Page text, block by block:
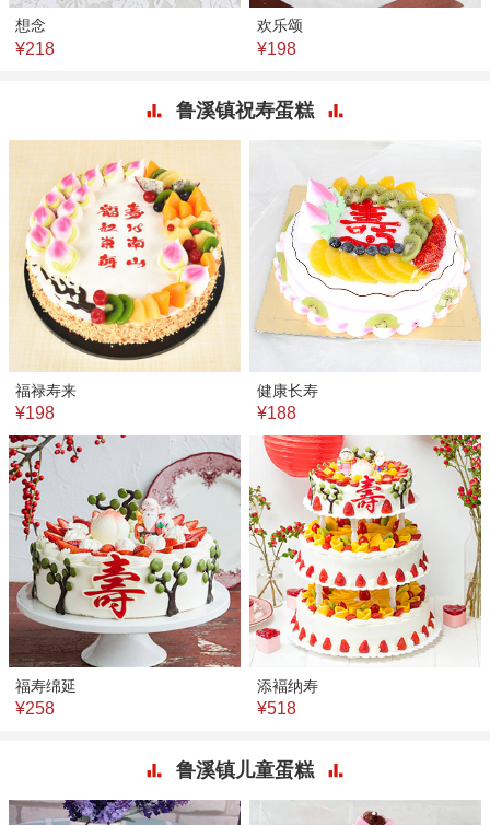
想念
¥218
欢乐颂
¥198
鲁溪镇祝寿蛋糕
福禄寿来
¥198
健康长寿
¥188
福寿绵延
¥258
添褔纳寿
¥518
鲁溪镇儿童蛋糕